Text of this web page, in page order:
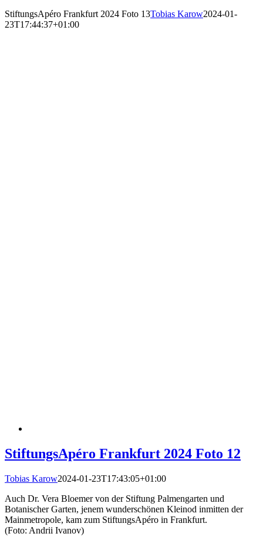
StiftungsApéro Frankfurt 2024 Foto 13Tobias Karow2024-01-
23T17:44:37+01:00
StiftungsApéro Frankfurt 2024 Foto 12
Tobias Karow2024-01-23T17:43:05+01:00
Auch Dr. Vera Bloemer von der Stiftung Palmengarten und
Botanischer Garten, jenem wunderschönen Kleinod inmitten der
Mainmetropole, kam zum StiftungsApéro in Frankfurt.
(Foto: Andrii Ivanov)